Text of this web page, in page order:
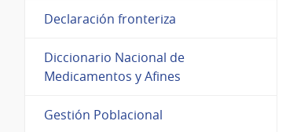
Declaración fronteriza
Diccionario Nacional de
Medicamentos y Afines
Gestión Poblacional